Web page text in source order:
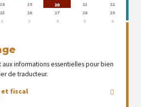
18 19 20 21
22
25 26 27 28
29
2 3 4 5 6
informations essentielles pour bien
de traducteur.
et fiscal